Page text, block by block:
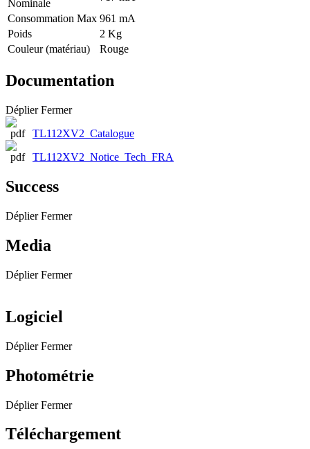
Nominale
Consommation Max 961 mA
Poids
2 Kg
Couleur (matériau)
Rouge
Documentation
Déplier Fermer
TL112XV2_Catalogue
TL112XV2_Notice_Tech_FRA
Success
Déplier Fermer
Media
Déplier Fermer
Logiciel
Déplier Fermer
Photométrie
Déplier Fermer
Téléchargement